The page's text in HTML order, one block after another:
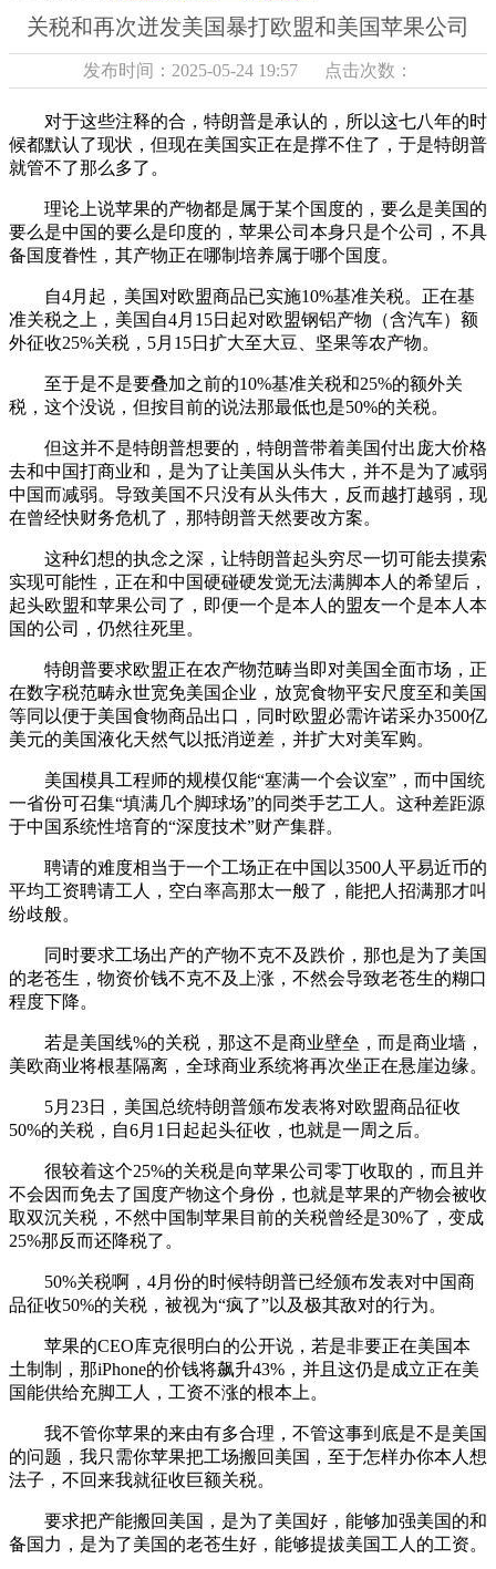
关税和再次迸发美国暴打欧盟和美国苹果公司
发布时间：2025-05-24 19:57 点击次数：
对于这些注释的合，特朗普是承认的，所以这七八年的时
候都默认了现状，但现在美国实正在是撑不住了，于是特朗普
就管不了那么多了。
理论上说苹果的产物都是属于某个国度的，要么是美国的
要么是中国的要么是印度的，苹果公司本身只是个公司，不具
备国度眷性，其产物正在哪制培养属于哪个国度。
自4月起，美国对欧盟商品已实施10%基准关税。正在基
准关税之上，美国自4月15日起对欧盟钢铝产物（含汽车）额
外征收25%关税，5月15日扩大至大豆、坚果等农产物。
至于是不是要叠加之前的10%基准关税和25%的额外关
税，这个没说，但按目前的说法那最低也是50%的关税。
但这并不是特朗普想要的，特朗普带着美国付出庞大价格
去和中国打商业和，是为了让美国从头伟大，并不是为了减弱
中国而减弱。导致美国不只没有从头伟大，反而越打越弱，现
在曾经快财务危机了，那特朗普天然要改方案。
这种幻想的执念之深，让特朗普起头穷尽一切可能去摸索
实现可能性，正在和中国硬碰硬发觉无法满脚本人的希望后，
起头欧盟和苹果公司了，即便一个是本人的盟友一个是本人本
国的公司，仍然往死里。
特朗普要求欧盟正在农产物范畴当即对美国全面市场，正
在数字税范畴永世宽免美国企业，放宽食物平安尺度至和美国
等同以便于美国食物商品出口，同时欧盟必需许诺采办3500亿
美元的美国液化天然气以抵消逆差，并扩大对美军购。
美国模具工程师的规模仅能“塞满一个会议室”，而中国统
一省份可召集“填满几个脚球场”的同类手艺工人。这种差距源
于中国系统性培育的“深度技术”财产集群。
聘请的难度相当于一个工场正在中国以3500人平易近币的
平均工资聘请工人，空白率高那太一般了，能把人招满那才叫
纷歧般。
同时要求工场出产的产物不克不及跌价，那也是为了美国
的老苍生，物资价钱不克不及上涨，不然会导致老苍生的糊口
程度下降。
若是美国线%的关税，那这不是商业壁垒，而是商业墙，
美欧商业将根基隔离，全球商业系统将再次坐正在悬崖边缘。
5月23日，美国总统特朗普颁布发表将对欧盟商品征收
50%的关税，自6月1日起起头征收，也就是一周之后。
很较着这个25%的关税是向苹果公司零丁收取的，而且并
不会因而免去了国度产物这个身份，也就是苹果的产物会被收
取双沉关税，不然中国制苹果目前的关税曾经是30%了，变成
25%那反而还降税了。
50%关税啊，4月份的时候特朗普已经颁布发表对中国商
品征收50%的关税，被视为“疯了”以及极其敌对的行为。
苹果的CEO库克很明白的公开说，若是非要正在美国本
土制制，那iPhone的价钱将飙升43%，并且这仍是成立正在美
国能供给充脚工人，工资不涨的根本上。
我不管你苹果的来由有多合理，不管这事到底是不是美国
的问题，我只需你苹果把工场搬回美国，至于怎样办你本人想
法子，不回来我就征收巨额关税。
要求把产能搬回美国，是为了美国好，能够加强美国的和
备国力，是为了美国的老苍生好，能够提拔美国工人的工资。